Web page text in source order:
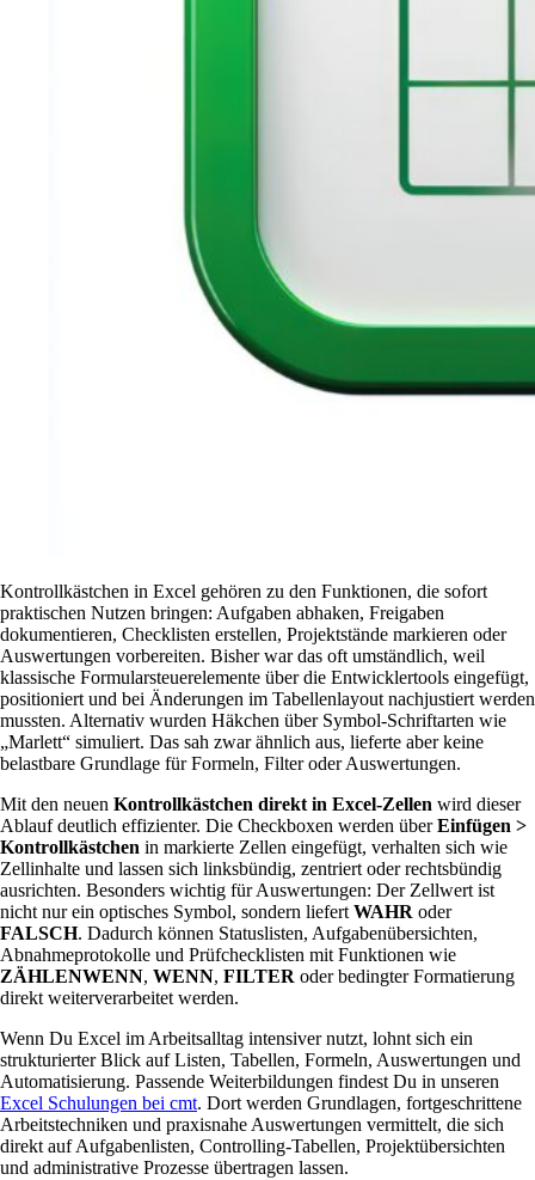
Kontrollkästchen in Excel gehören zu den Funktionen, die sofort
praktischen Nutzen bringen: Aufgaben abhaken, Freigaben
dokumentieren, Checklisten erstellen, Projektstände markieren oder
Auswertungen vorbereiten. Bisher war das oft umständlich, weil
klassische Formularsteuerelemente über die Entwicklertools eingefügt,
positioniert und bei Änderungen im Tabellenlayout nachjustiert werden
mussten. Alternativ wurden Häkchen über Symbol-Schriftarten wie
„Marlett“ simuliert. Das sah zwar ähnlich aus, lieferte aber keine
belastbare Grundlage für Formeln, Filter oder Auswertungen.
Mit den neuen Kontrollkästchen direkt in Excel-Zellen wird dieser
Ablauf deutlich effizienter. Die Checkboxen werden überEinfügen >
Kontrollkästchen in markierte Zellen eingefügt, verhalten sich wie
Zellinhalte und lassen sich linksbündig, zentriert oder rechtsbündig
ausrichten. Besonders wichtig für Auswertungen: Der Zellwert ist
nicht nur ein optisches Symbol, sondern liefert WAHR oder
FALSCH. Dadurch können Statuslisten, Aufgabenübersichten,
Abnahmeprotokolle und Prüfchecklisten mit Funktionen wie
ZÄHLENWENN, WENN, FILTER oder bedingter Formatierung
direkt weiterverarbeitet werden.
Wenn Du Excel im Arbeitsalltag intensiver nutzt, lohnt sich ein
strukturierter Blick auf Listen, Tabellen, Formeln, Auswertungen und
Automatisierung. Passende Weiterbildungen findest Du in unseren
Excel Schulungen bei cmt. Dort werden Grundlagen, fortgeschrittene
Arbeitstechniken und praxisnahe Auswertungen vermittelt, die sich
direkt auf Aufgabenlisten, Controlling-Tabellen, Projektübersichten
und administrative Prozesse übertragen lassen.